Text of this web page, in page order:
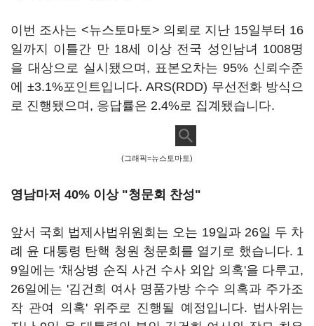
이번 조사는 <뉴스토마토> 의뢰로 지난 15일부터 16
일까지 이틀간 만 18세 이상 전국 성인남녀 1008명
을 대상으로 실시됐으며, 표본오차는 95% 신뢰수준
에 ±3.1%포인트입니다. ARS(RDD) 무선전화 방식으
로 진행됐으며, 응답률은 2.4%로 집계됐습니다.
(그래픽=뉴스토마토)
영남마저 40% 이상 "청문회 찬성"
앞서 국회 법제사법위원회는 오는 19일과 26일 두 차
례 윤 대통령 탄핵 청원 청문회를 열기로 했습니다. 1
9일에는 '채상병 순직 사건 수사 외압 의혹'을 다루고,
26일에는 '김건희 여사 명품가방 수수 의혹과 주가조
작 관여 의혹' 위주로 진행될 예정입니다. 법사위는